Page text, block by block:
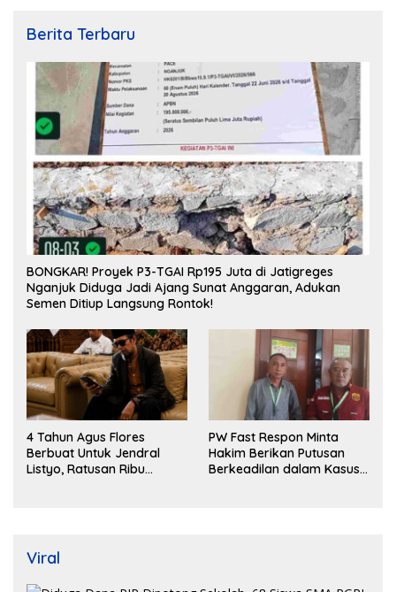
Berita Terbaru
BONGKAR! Proyek P3-TGAI Rp195 Juta di Jatigreges
Nganjuk Diduga Jadi Ajang Sunat Anggaran, Adukan
Semen Ditiup Langsung Rontok!
4 Tahun Agus Flores
Berbuat Untuk Jendral
Listyo, Ratusan Ribu
PW Fast Respon Minta
Hakim Berikan Putusan
Berkeadilan dalam Kasus
Viral